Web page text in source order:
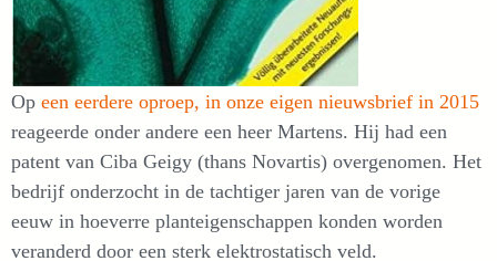
Op een eerdere oproep, in onze eigen nieuwsbrief in 2015
reageerde onder andere een heer Martens. Hij had een
patent van Ciba Geigy (thans Novartis) overgenomen. Het
bedrijf onderzocht in de tachtiger jaren van de vorige
eeuw in hoeverre planteigenschappen konden worden
veranderd door een sterk elektrostatisch veld.